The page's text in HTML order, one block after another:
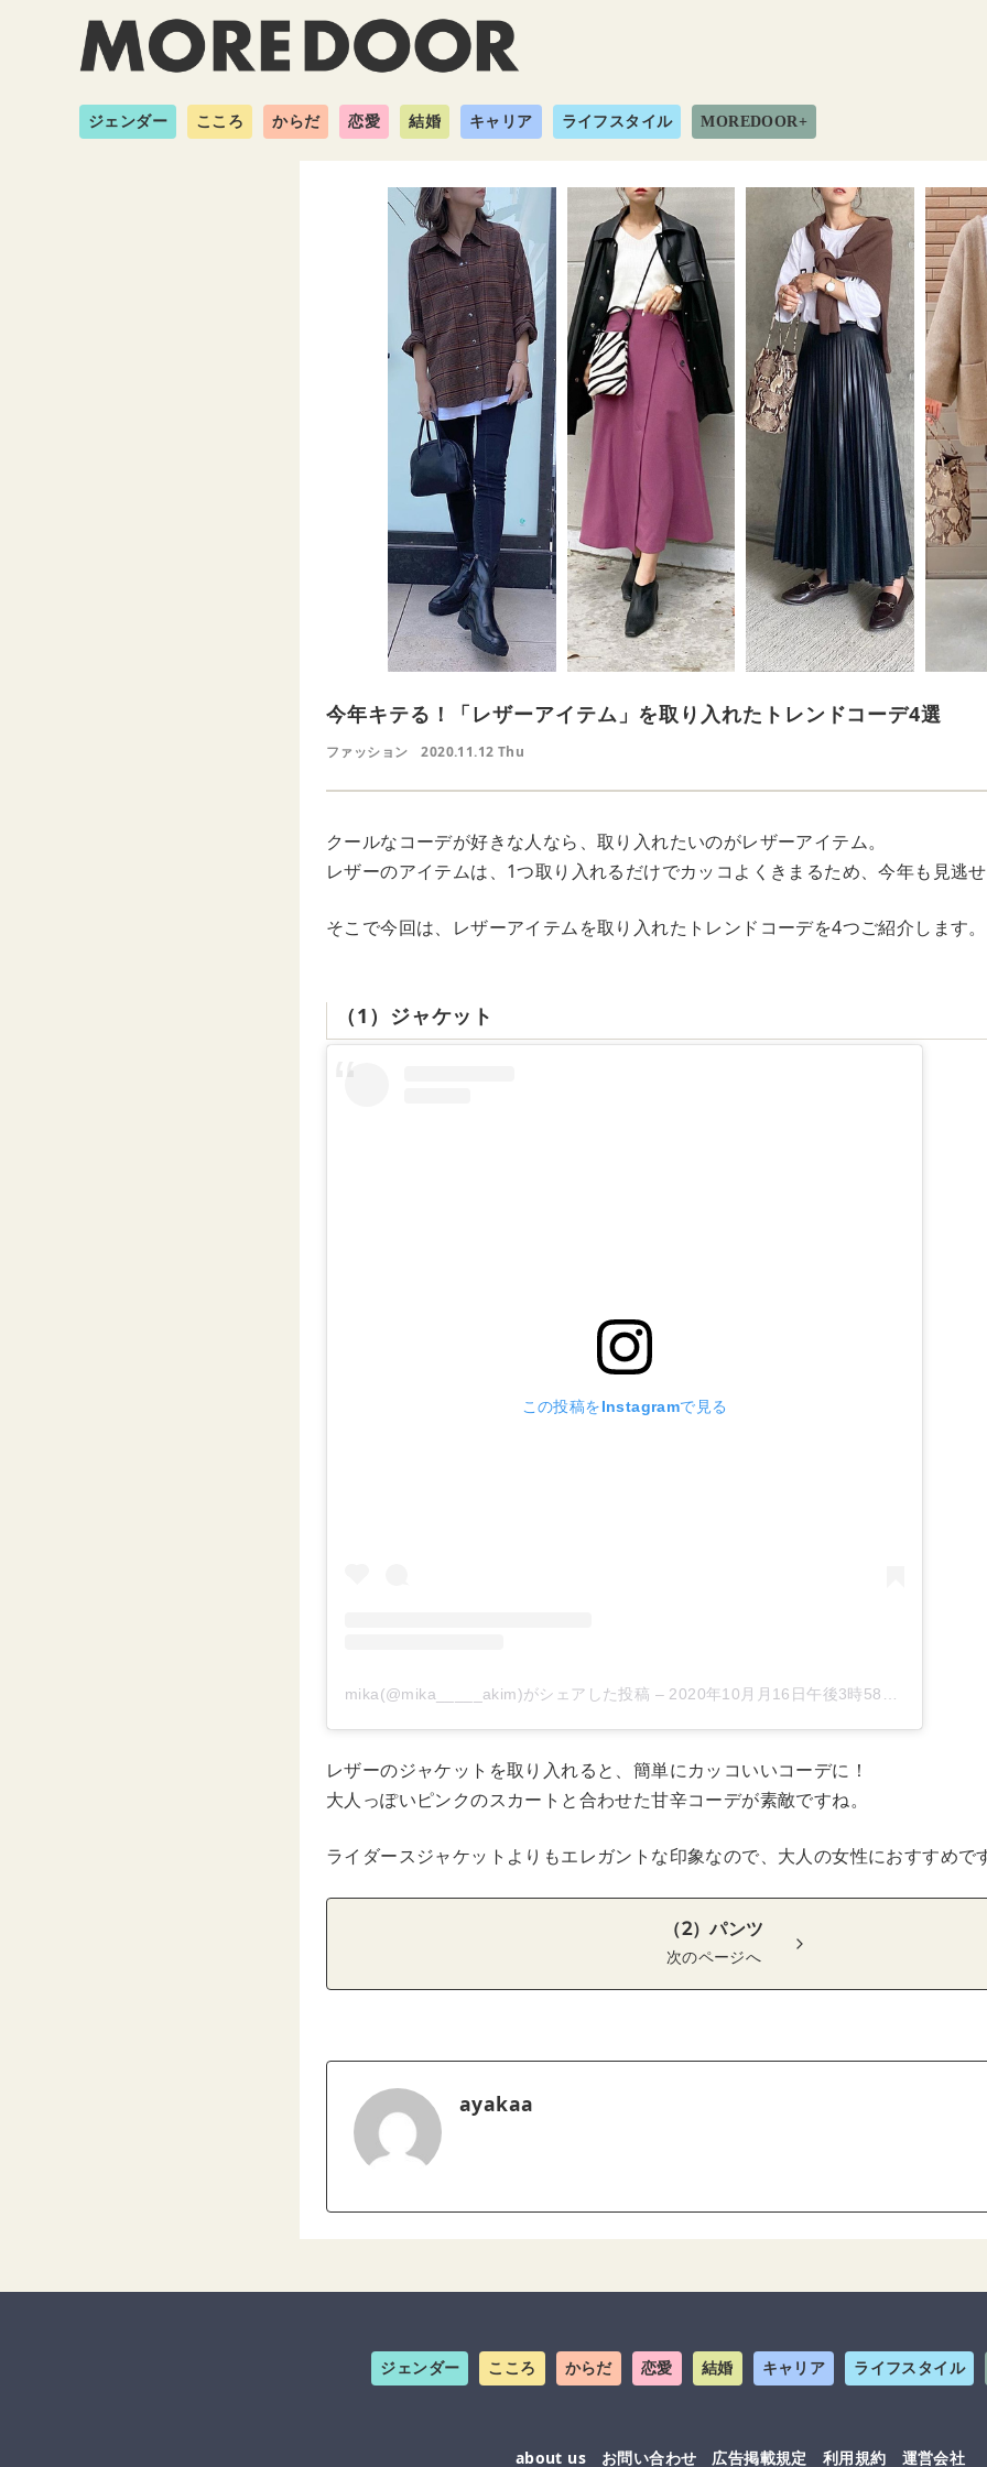
ジェンダー こころ からだ 恋愛 結婚 キャリア ライフスタイル MOREDOOR+
今年キテる！「レザーアイテム」を取り入れたトレンドコーデ4選
ファッション 2020.11.12 Thu
クールなコーデが好きな人なら、取り入れたいのがレザーアイテム。
レザーのアイテムは、1つ取り入れるだけでカッコよくきまるため、今年も見逃
そこで今回は、レザーアイテムを取り入れたトレンドコーデを4つご紹介します。
（1）ジャケット
この投稿をInstagramで見る
mika(@mika_____akim)がシェアした投稿 – 2020年10月月16日午後3時58分PDT
レザーのジャケットを取り入れると、簡単にカッコいいコーデに！
大人っぽいピンクのスカートと合わせた甘辛コーデが素敵ですね。
ライダースジャケットよりもエレガントな印象なので、大人の女性におすすめで
（2）パンツ
次のページへ
ayakaa
ジェンダー こころ からだ 恋愛 結婚 キャリア ライフスタイル
about us お問い合わせ 広告掲載規定 利用規約 運営会社